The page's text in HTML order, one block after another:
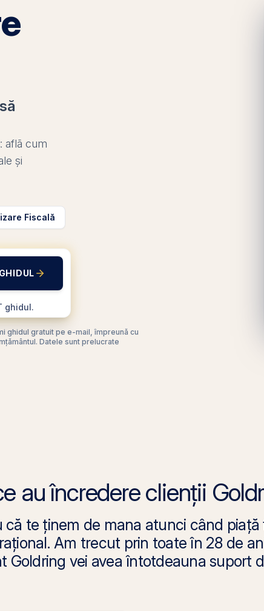
află cum
și
Fiscală
ghidul.
ghidul gratuit pe e-mail, împreună cu
Datele sunt prelucrate
au încredere clienții
că te ținem de mana atunci când piață
Am trecut prin toate în 28 de
Goldring vei avea întotdeauna suport